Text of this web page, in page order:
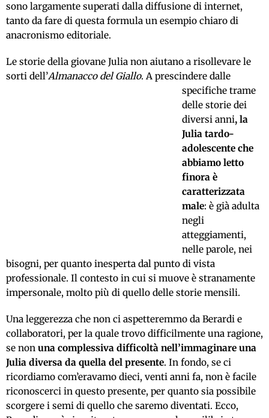
sono largamente superati dalla diffusione di internet,
tanto da fare di questa formula un esempio chiaro di
anacronismo editoriale.
Le storie della giovane Julia non aiutano a risollevare le
sorti dell’Almanacco del Giallo. A prescindere dalle
specifiche trame
delle storie dei
diversi anni, la
Julia tardo-
adolescente che
abbiamo letto
finora è
caratterizzata
male: è già adulta
negli
atteggiamenti,
nelle parole, nei
bisogni, per quanto inesperta dal punto di vista
professionale. Il contesto in cui si muove è stranamente
impersonale, molto più di quello delle storie mensili.
Una leggerezza che non ci aspetteremmo da Berardi e
collaboratori, per la quale trovo difficilmente una ragione,
se non una complessiva difficoltà nell’immaginare una
Julia diversa da quella del presente. In fondo, se ci
ricordiamo com’eravamo dieci, venti anni fa, non è facile
riconoscerci in questo presente, per quanto sia possibile
scorgere i semi di quello che saremo diventati. Ecco,